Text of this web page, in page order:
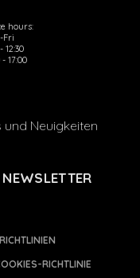
hours:
Fri
12:30
- 17:00
und Neuigkeiten
RICHTLINIE